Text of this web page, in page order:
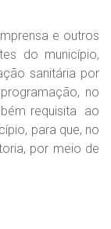
e outros
do município,
sanitária por
no
requisita ao
para que, no
por meio de